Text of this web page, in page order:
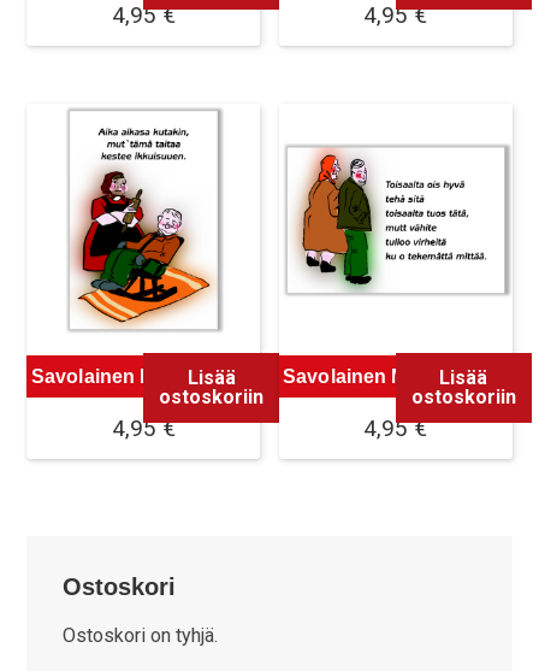
4,95€ 4,95€
Savolainen Magneetti 11
4,95€
Lisää
ostoskoriin
Savolainen Magneetti 12
4,95€
Lisää
ostoskoriin
Ostoskori
Ostoskori on tyhjä.